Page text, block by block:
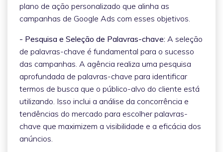
plano de ação personalizado que alinha as
campanhas de Google Ads com esses objetivos.
- Pesquisa e Seleção de Palavras-chave: A seleção
de palavras-chave é fundamental para o sucesso
das campanhas. A agência realiza uma pesquisa
aprofundada de palavras-chave para identificar
termos de busca que o público-alvo do cliente está
utilizando. Isso inclui a análise da concorrência e
tendências do mercado para escolher palavras-
chave que maximizem a visibilidade e a eficácia dos
anúncios.